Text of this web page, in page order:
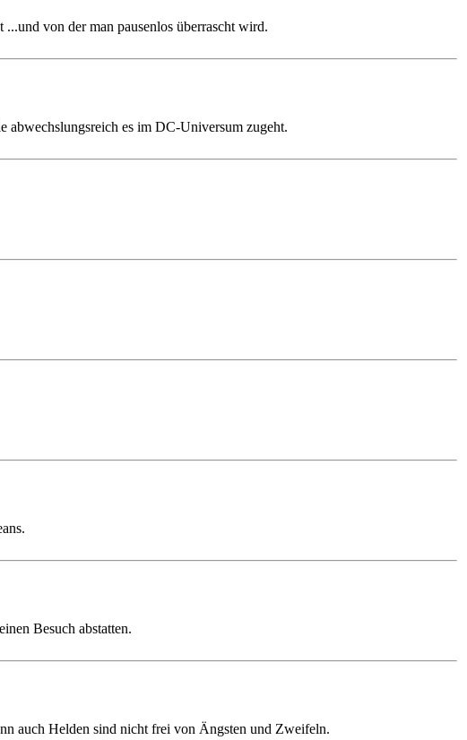
von der man pausenlos überrascht wird.
es im DC-Universum zugeht.
Besuch abstatten.
auch Helden sind nicht frei von Ängsten und Zweifeln.